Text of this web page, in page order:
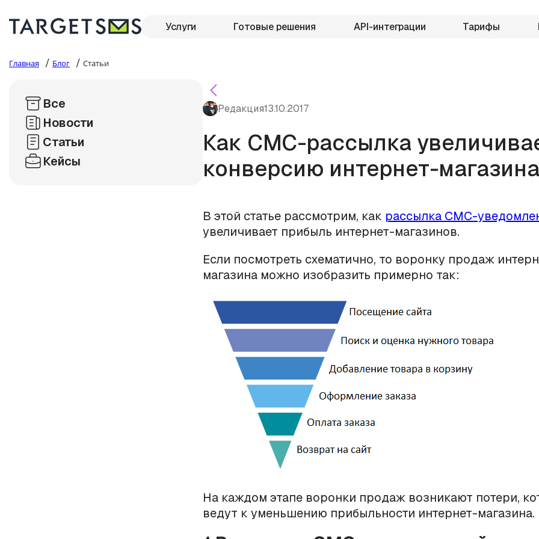
Услуги Готовые решения API-интеграции Тарифы
Главная / Блог / Статьи
Все
Новости
Статьи
Кейсы
Редакция13.10.2017
Как СМС-рассылка
конверсию интернет-магазина
В этой статье рассмотрим, как рассылка СМС-
увеличивает прибыль интернет-магазинов.
Если посмотреть схематично, то воронку продаж
магазина можно изобразить примерно так:
На каждом этапе воронки продаж возникают потери,
ведут к уменьшению прибыльности интернет-магазина.